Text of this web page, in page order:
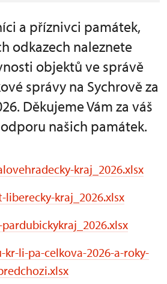
a příznivci památek,
odkazech naleznete
objektů ve správě
správy na Sychrově za
Děkujeme Vám za váš
našich památek.
kraj_2026.xlsx
liberecky-kraj_2026.xlsx
li-pa-celkova-2026-a-roky-